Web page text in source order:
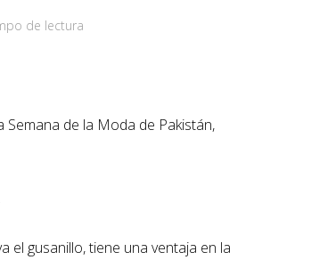
de lectura
de la Moda de Pakistán,
el gusanillo, tiene una ventaja en la